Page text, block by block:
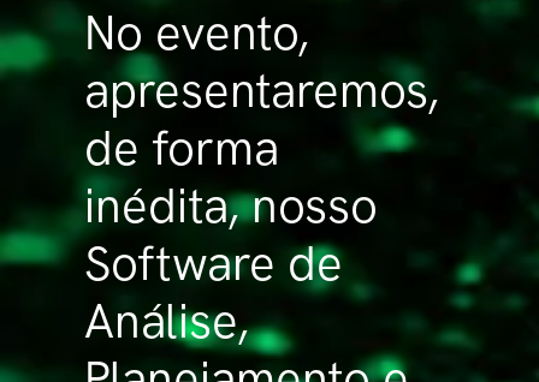
No evento,
apresentaremos,
de forma
inédita, nosso
Software de
Análise,